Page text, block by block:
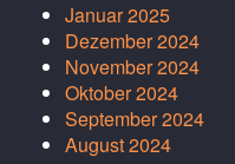
Januar 2025
Dezember 2024
November 2024
Oktober 2024
September 2024
August 2024